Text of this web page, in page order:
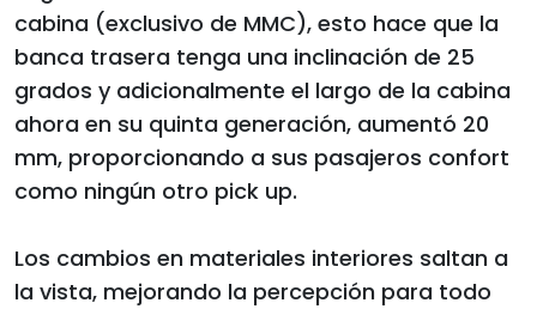
cabina (exclusivo de MMC), esto hace que la
banca trasera tenga una inclinación de 25
grados y adicionalmente el largo de la cabina
ahora en su quinta generación, aumentó 20
mm, proporcionando a sus pasajeros confort
como ningún otro pick up.
Los cambios en materiales interiores saltan a
la vista, mejorando la percepción para todo